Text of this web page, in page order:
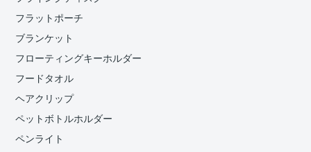
フラットポーチ
ブランケット
フローティングキーホルダー
フードタオル
ヘアクリップ
ペットボトルホルダー
ペンライト